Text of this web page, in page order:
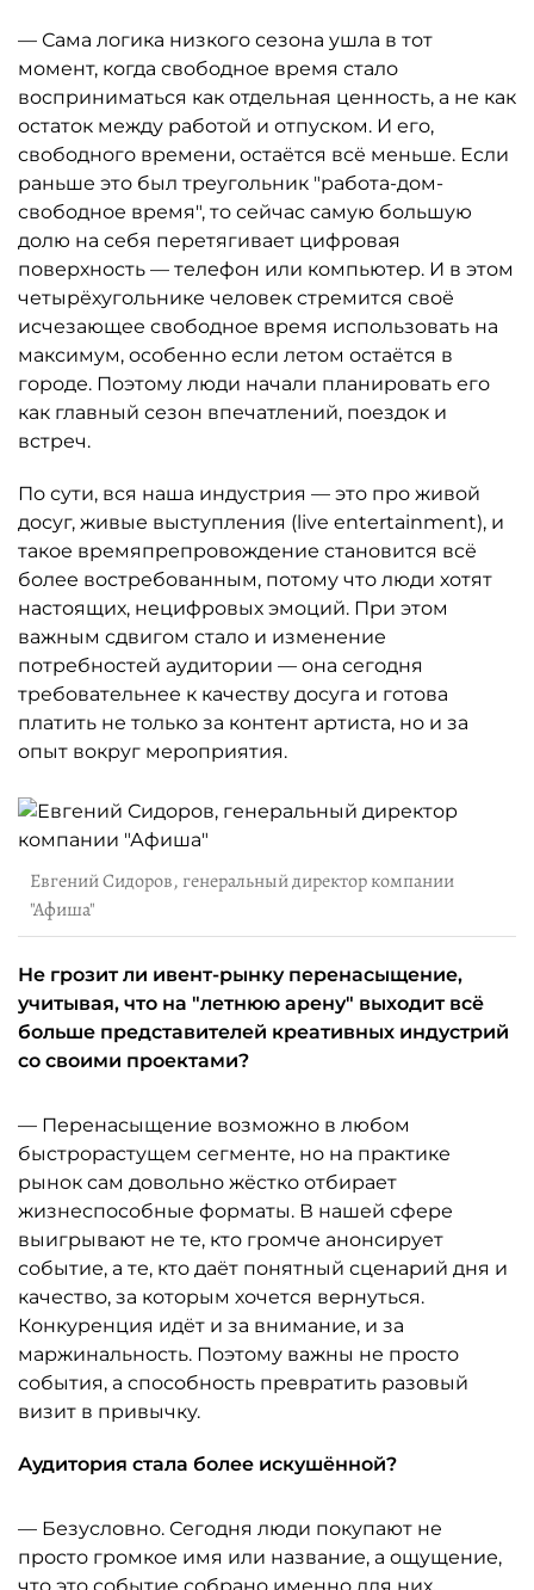
— Сама логика низкого сезона ушла в тот
момент, когда свободное время стало
восприниматься как отдельная ценность, а не как
остаток между работой и отпуском. И его,
свободного времени, остаётся всё меньше. Если
раньше это был треугольник "работа-дом-
свободное время", то сейчас самую большую
долю на себя перетягивает цифровая
поверхность — телефон или компьютер. И в этом
четырёхугольнике человек стремится своё
исчезающее свободное время использовать на
максимум, особенно если летом остаётся в
городе. Поэтому люди начали планировать его
как главный сезон впечатлений, поездок и
встреч.
По сути, вся наша индустрия — это про живой
досуг, живые выступления (live entertainment), и
такое времяпрепровождение становится всё
более востребованным, потому что люди хотят
настоящих, нецифровых эмоций. При этом
важным сдвигом стало и изменение
потребностей аудитории — она сегодня
требовательнее к качеству досуга и готова
платить не только за контент артиста, но и за
опыт вокруг мероприятия.
Евгений Сидоров, генеральный директор компании
"Афиша"
Не грозит ли ивент-рынку перенасыщение,
учитывая, что на "летнюю арену" выходит всё
больше представителей креативных индустрий
со своими проектами?
— Перенасыщение возможно в любом
быстрорастущем сегменте, но на практике
рынок сам довольно жёстко отбирает
жизнеспособные форматы. В нашей сфере
выигрывают не те, кто громче анонсирует
событие, а те, кто даёт понятный сценарий дня и
качество, за которым хочется вернуться.
Конкуренция идёт и за внимание, и за
маржинальность. Поэтому важны не просто
события, а способность превратить разовый
визит в привычку.
Аудитория стала более искушённой?
— Безусловно. Сегодня люди покупают не
просто громкое имя или название, а ощущение,